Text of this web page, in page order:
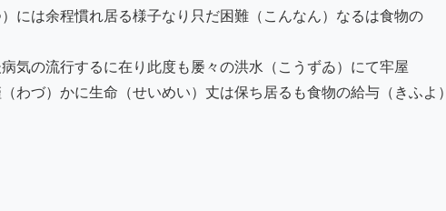
には余程慣れ居る様子なり只だ困難（こんなん）なるは食物の
気の流行するに在り此度も屡々の洪水（こうずゐ）にて牢屋
わづ）かに生命（せいめい）丈は保ち居るも食物の給与（きふよ）